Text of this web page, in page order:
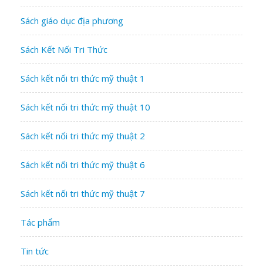
Sách giáo dục địa phương
Sách Kết Nối Tri Thức
Sách kết nối tri thức mỹ thuật 1
Sách kết nối tri thức mỹ thuật 10
Sách kết nối tri thức mỹ thuật 2
Sách kết nối tri thức mỹ thuật 6
Sách kết nối tri thức mỹ thuật 7
Tác phẩm
Tin tức